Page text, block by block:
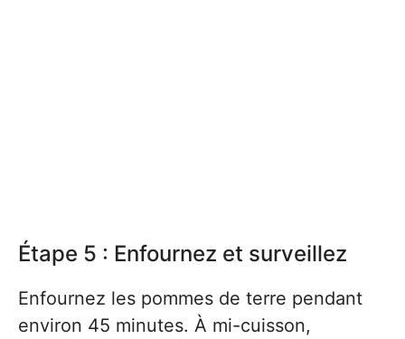
Étape 5 : Enfournez et surveillez
Enfournez les pommes de terre pendant
environ 45 minutes. À mi-cuisson,